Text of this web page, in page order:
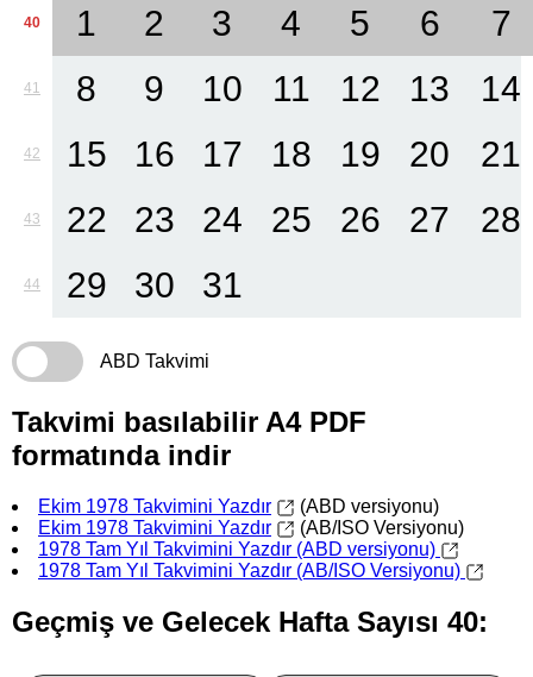
40 1 2 3 4 5 6 7
41 8 9 10 11 12 13 14
42 15 16 17 18 19 20 21
43 22 23 24 25 26 27 28
44 29 30 31
ABD Takvimi
Takvimi basılabilir A4 PDF
formatında indir
Ekim 1978 Takvimini Yazdır
(ABD versiyonu)
Ekim 1978 Takvimini Yazdır
(AB/ISO Versiyonu)
1978 Tam Yıl Takvimini Yazdır (ABD versiyonu)
1978 Tam Yıl Takvimini Yazdır (AB/ISO Versiyonu)
Geçmiş ve Gelecek Hafta Sayısı 40: